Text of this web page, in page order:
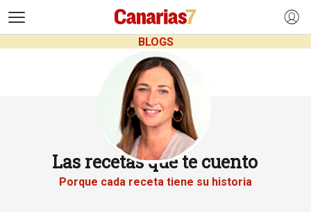
BLOGS
Las recetas que te cuento
Porque cada receta tiene su historia